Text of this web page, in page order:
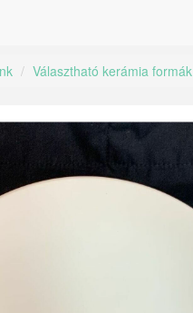
Választható kerámia formák